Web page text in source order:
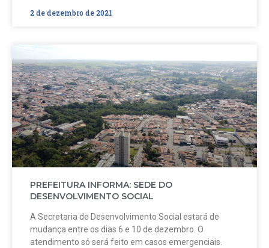
2 de dezembro de 2021
PREFEITURA INFORMA: SEDE DO
DESENVOLVIMENTO SOCIAL
A Secretaria de Desenvolvimento Social estará de
mudança entre os dias 6 e 10 de dezembro. O
atendimento só será feito em casos emergenciais.